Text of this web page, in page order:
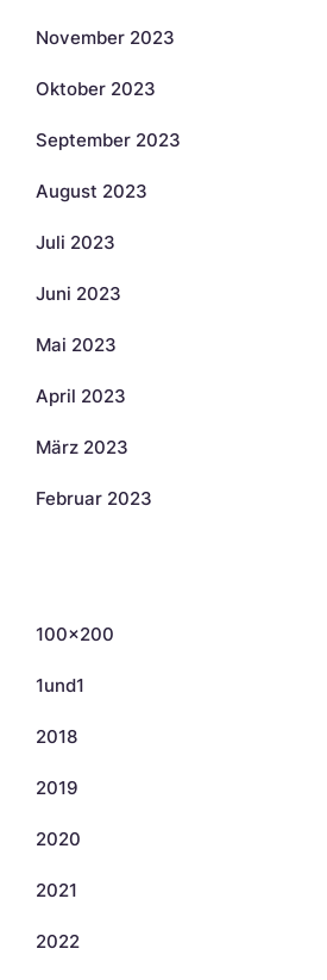
November 2023
Oktober 2023
September 2023
August 2023
Juli 2023
Juni 2023
Mai 2023
April 2023
März 2023
Februar 2023
100×200
1und1
2018
2019
2020
2021
2022